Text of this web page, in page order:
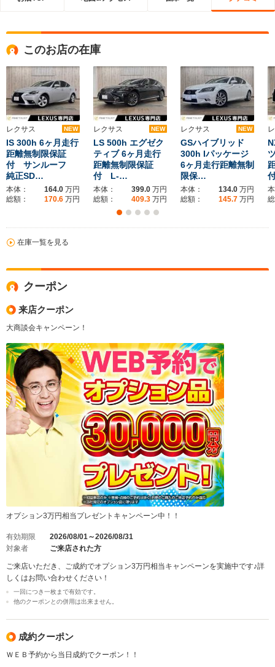
このお店の在庫
レクサス NEW
IS 300h 6ヶ月走行
距離無制限保証
付 サンルーフ
純正SD…
本体： 164.0 万円
総額：
170.6 万円
レクサス NEW
LS 500h エグゼク
ティブ 6ヶ月走行
距離無制限保証
付 L-…
本体： 399.0 万円
総額：
409.3 万円
レクサス NEW
GSハイブリッド
300h Iパッケージ
6ヶ月走行距離無制
限保…
本体： 134.0 万円
総額：
145.7 万円
在庫一覧を見る
クーポン
来店クーポン
大商談会キャンペーン！
オプション3万円相当プレゼントキャンペーン中！！
有効期限
2026/08/01～2026/08/31
対象者
ご来店された方
ご来店いただき、ご成約でオプション3万円相当キャンペーンを実施中です♪詳
しくはお問い合わせください！
一回につき一枚まで有効です。
他のクーポンとの併用は出来ません。
成約クーポン
ＷＥＢ予約から当日成約でクーポン！！